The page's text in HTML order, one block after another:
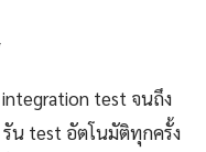
test จนถึง
น test อัตโนมัติทุกครั้ง